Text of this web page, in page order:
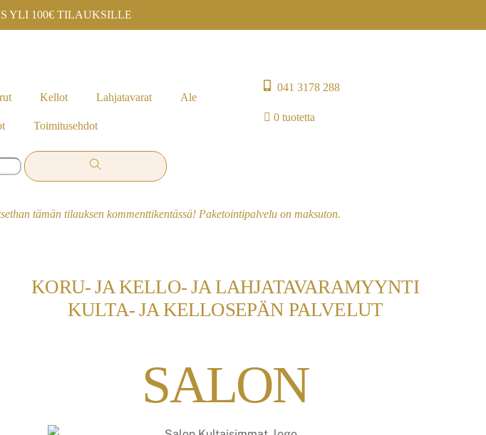
YLI 100€ TILAUKSILLE
Kellot Lahjatavarat Ale
Toimitusehdot
041 3178 288
0 tuotetta
tämän tilauksen kommenttikentässä! Paketointipalvelu on maksuton.
KORU- JA KELLO- JA LAHJATAVARAMYYNTI
KULTA- JA KELLOSEPÄN PALVELUT
SALON